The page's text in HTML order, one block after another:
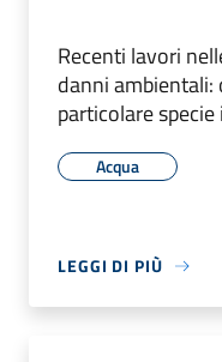
Recenti lavori
danni ambientali:
particolare
Acqua
LEGGI DI PIÙ